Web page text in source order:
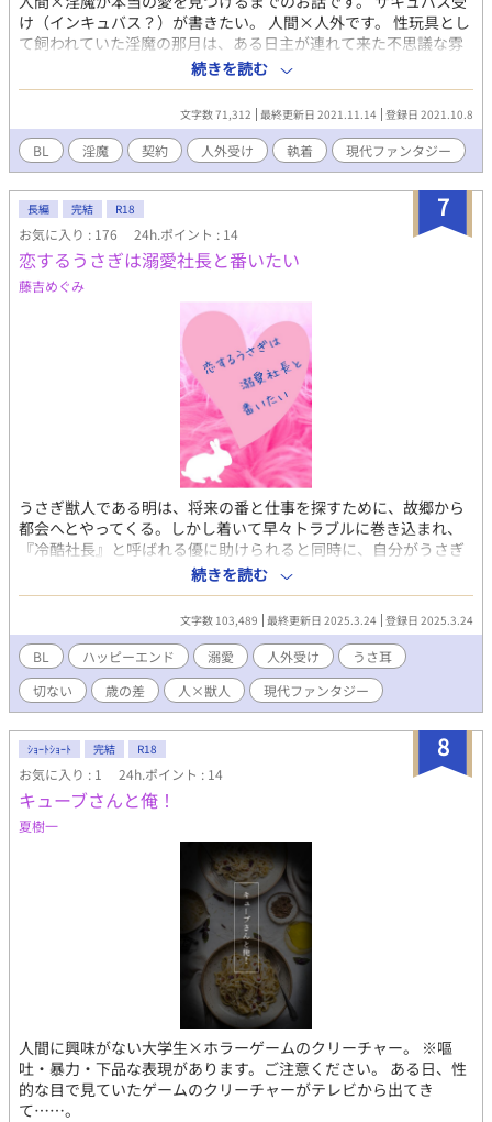
け（インキュバス？）が書きたい。 人間×人外です。 性玩具とし
て飼われていた淫魔の那月は、ある日主が連れて来た不思議な雰
囲気の男に出会う。 男に買い取られた那月は、彼に与えられる快
楽に翻弄されていく。 ※受けの攻め以外の人間との行為をにおわ
すというか回想含めて冒頭に少しだけあります（受けは処女設定
ではあります）苦手な方はご注意してください。 ムーンライトノ
ベルズにも同じものを掲載中です。
続きを読む
文字数 71,312 最終更新日 2021.11.14 登録日 2021.10.8
BL 淫魔 契約 人外受け 執着 現代ファンタジー
7
長編 完結 R18
お気に入り : 176 24h.ポイント : 14
恋するうさぎは溺愛社長と番いたい
藤吉めぐみ
うさぎ獣人である明は、将来の番と仕事を探すために、故郷から
都会へとやってくる。しかし着いて早々トラブルに巻き込まれ、
『冷酷社長』と呼ばれる優に助けられると同時に、自分がうさぎ
獣人だと知られてしまうが―― 孤独で不器用な社長と、まっすぐ
で世間知らずなうさぎ青年の、優しくて純粋でスローペースな恋
のお話です。 交互視点で進んでいきます。1は明視点、【1】は優
視点です。
続きを読む
文字数 103,489 最終更新日 2025.3.24 登録日 2025.3.24
BL ハッピーエンド 溺愛 人外受け
うさ耳
切ない
歳の差 人×獣人 現代ファンタジー
8
ｼｮｰﾄｼｮｰﾄ 完結 R18
お気に入り : 1 24h.ポイント : 14
キューブさんと俺！
夏樹一
人間に興味がない大学生×ホラーゲームのクリーチャー。 ※嘔
吐・暴力・下品な表現があります。ご注意ください。 ある日、性
的な目で見ていたゲームのクリーチャーがテレビから出てき
て……。